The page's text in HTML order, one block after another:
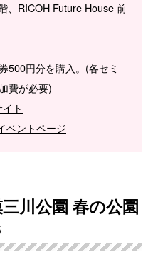
、RICOH Future House 前
500円分を購入。(各セミ
費が必要)
ト
ベントページ
川公園 春の公園